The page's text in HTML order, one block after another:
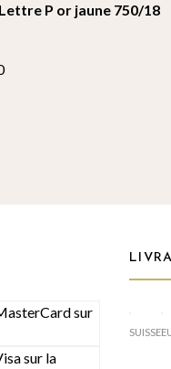
P or jaune 750/18
SUISSE